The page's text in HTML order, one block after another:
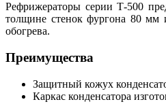
Рефрижераторы серии Т-500
толщине стенок фургона 80 мм
обогрева.
Преимущества
Защитный кожух
Каркас конденсатора